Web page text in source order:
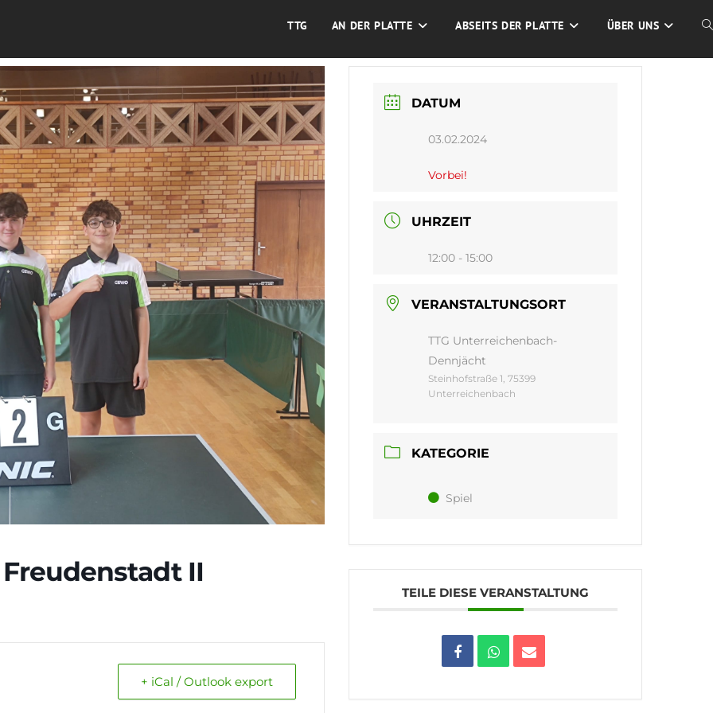
TTG AN DER PLATTE ABSEITS DER PLATTE ÜBER UNS
Freudenstadt II
+ iCal / Outlook export
DATUM
03.02.2024
Vorbei!
UHRZEIT
12:00 - 15:00
VERANSTALTUNGSORT
TTG Unterreichenbach-
Dennjächt
Steinhofstraße 1, 75399
Unterreichenbach
KATEGORIE
Spiel
TEILE DIESE VERANSTALTUNG